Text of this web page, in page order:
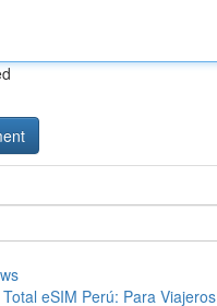
eSIM Perú: Para Viajeros